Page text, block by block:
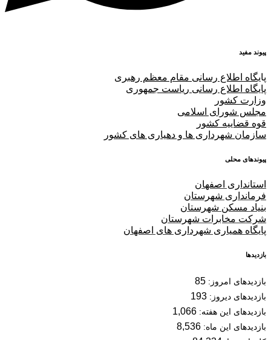
پیوند مفید
پایگاه اطلاع رسانی مقام معظم رهبری
پایگاه اطلاع رسانی ریاست جمهوری
وزارت کشور
مجلس شورای اسلامی
قوه قضاییه کشور
سازمان شهرداری ها و دهیاری های کشور
پیوندهای محلی
استانداری اصفهان
فرمانداری شهرستان
بنیاد مسکن شهرستان
شرکت مخابرات شهرستان
پایگاه همیاری شهرداری های اصفهان
بازدیدها
بازدیدهای امروز: 85
بازدیدهای دیروز: 193
بازدیدهای این هفته: 1,066
بازدیدهای این ماه: 8,536